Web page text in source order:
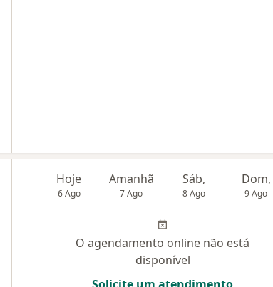
Hoje
6 Ago
Amanhã
7 Ago
Sáb,
8 Ago
Dom,
9 Ago
O agendamento online não está
disponível